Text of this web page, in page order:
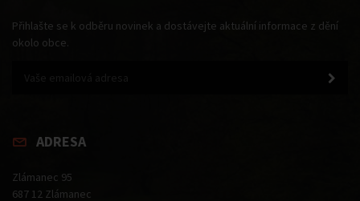
Přihlašte se k odběru novinek a dostávejte aktuální informace z dění
okolo obce.
ADRESA
Zlámanec 95
687 12 Zlámanec